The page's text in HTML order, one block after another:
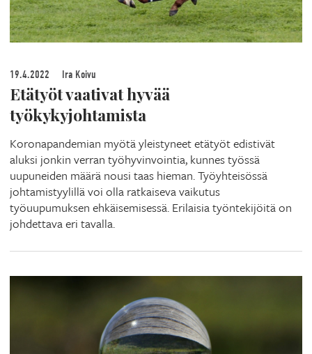
19.4.2022 Ira Koivu
Etätyöt vaativat hyvää
työkykyjohtamista
Koronapandemian myötä yleistyneet etätyöt edistivät
aluksi jonkin verran työhyvinvointia, kunnes työssä
uupuneiden määrä nousi taas hieman. Työyhteisössä
johtamistyylillä voi olla ratkaiseva vaikutus
työuupumuksen ehkäisemisessä. Erilaisia työntekijöitä on
johdettava eri tavalla.